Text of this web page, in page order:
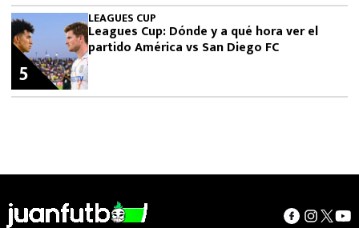
LEAGUES CUP
Leagues Cup: Dónde y a qué hora ver el
partido América vs San Diego FC
5